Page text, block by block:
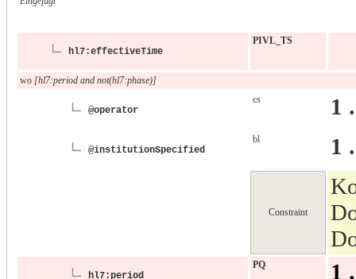
hl7:effectiveTime
PIVL_TS
wo [hl7:period and not(hl7:phase)]
@operator
cs 1
@institutionSpecified
bl 1
Constraint
hl7:period
PQ 1